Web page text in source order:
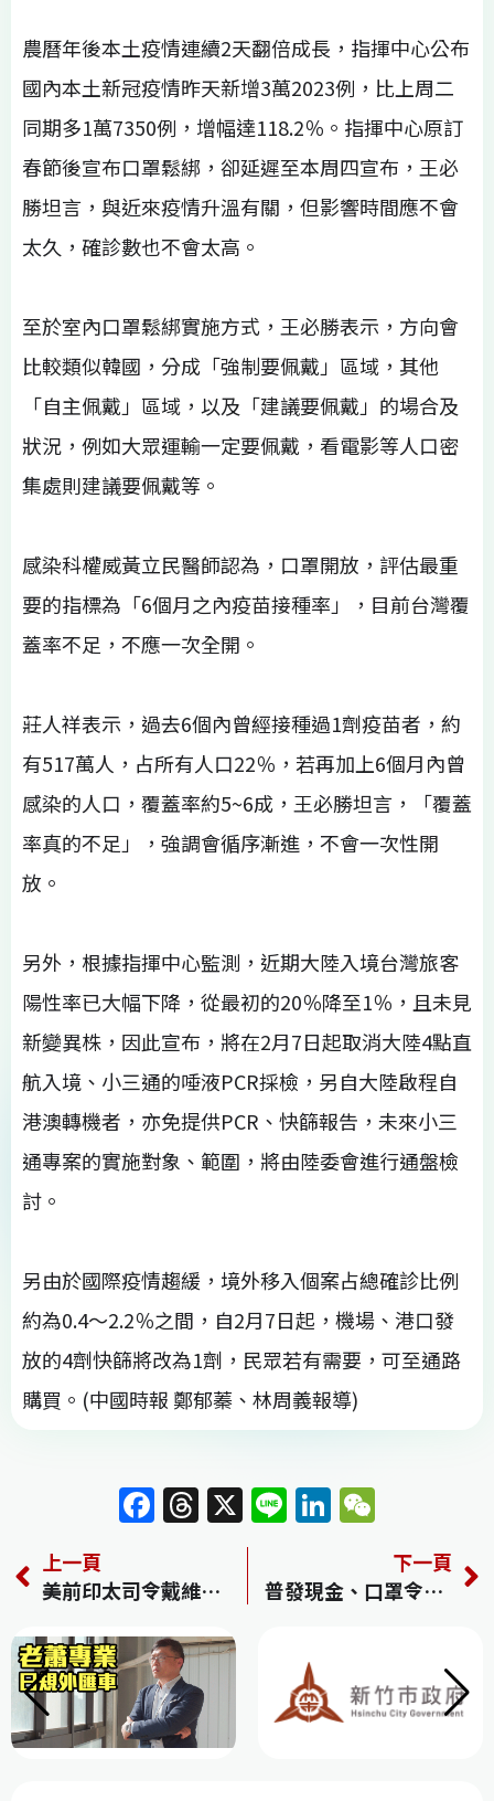
農曆年後本土疫情連續2天翻倍成長，指揮中心公布
國內本土新冠疫情昨天新增3萬2023例，比上周二
同期多1萬7350例，增幅達118.2％。指揮中心原訂
春節後宣布口罩鬆綁，卻延遲至本周四宣布，王必
勝坦言，與近來疫情升溫有關，但影響時間應不會
太久，確診數也不會太高。
至於室內口罩鬆綁實施方式，王必勝表示，方向會
比較類似韓國，分成「強制要佩戴」區域，其他
「自主佩戴」區域，以及「建議要佩戴」的場合及
狀況，例如大眾運輸一定要佩戴，看電影等人口密
集處則建議要佩戴等。
感染科權威黃立民醫師認為，口罩開放，評估最重
要的指標為「6個月之內疫苗接種率」，目前台灣覆
蓋率不足，不應一次全開。
莊人祥表示，過去6個內曾經接種過1劑疫苗者，約
有517萬人，占所有人口22％，若再加上6個月內曾
感染的人口，覆蓋率約5~6成，王必勝坦言，「覆蓋
率真的不足」，強調會循序漸進，不會一次性開
放。
另外，根據指揮中心監測，近期大陸入境台灣旅客
陽性率已大幅下降，從最初的20％降至1％，且未見
新變異株，因此宣布，將在2月7日起取消大陸4點直
航入境、小三通的唾液PCR採檢，另自大陸啟程自
港澳轉機者，亦免提供PCR、快篩報告，未來小三
通專案的實施對象、範圍，將由陸委會進行通盤檢
討。
另由於國際疫情趨緩，境外移入個案占總確診比例
約為0.4～2.2％之間，自2月7日起，機場、港口發
放的4劑快篩將改為1劑，民眾若有需要，可至通路
購買。(中國時報 鄭郁蓁、林周義報導)
F
a
c
e
b
o
o
k
T
h
re
a
d
s
X Li
n
e
Li
n
k
e
n
C
h
上一頁
美前印太司令戴維森訪台 曾評估中國2027年攻台
下一頁
普發現金、口罩令鬆綁 疫後復甦成陳建仁內閣首要挑戰